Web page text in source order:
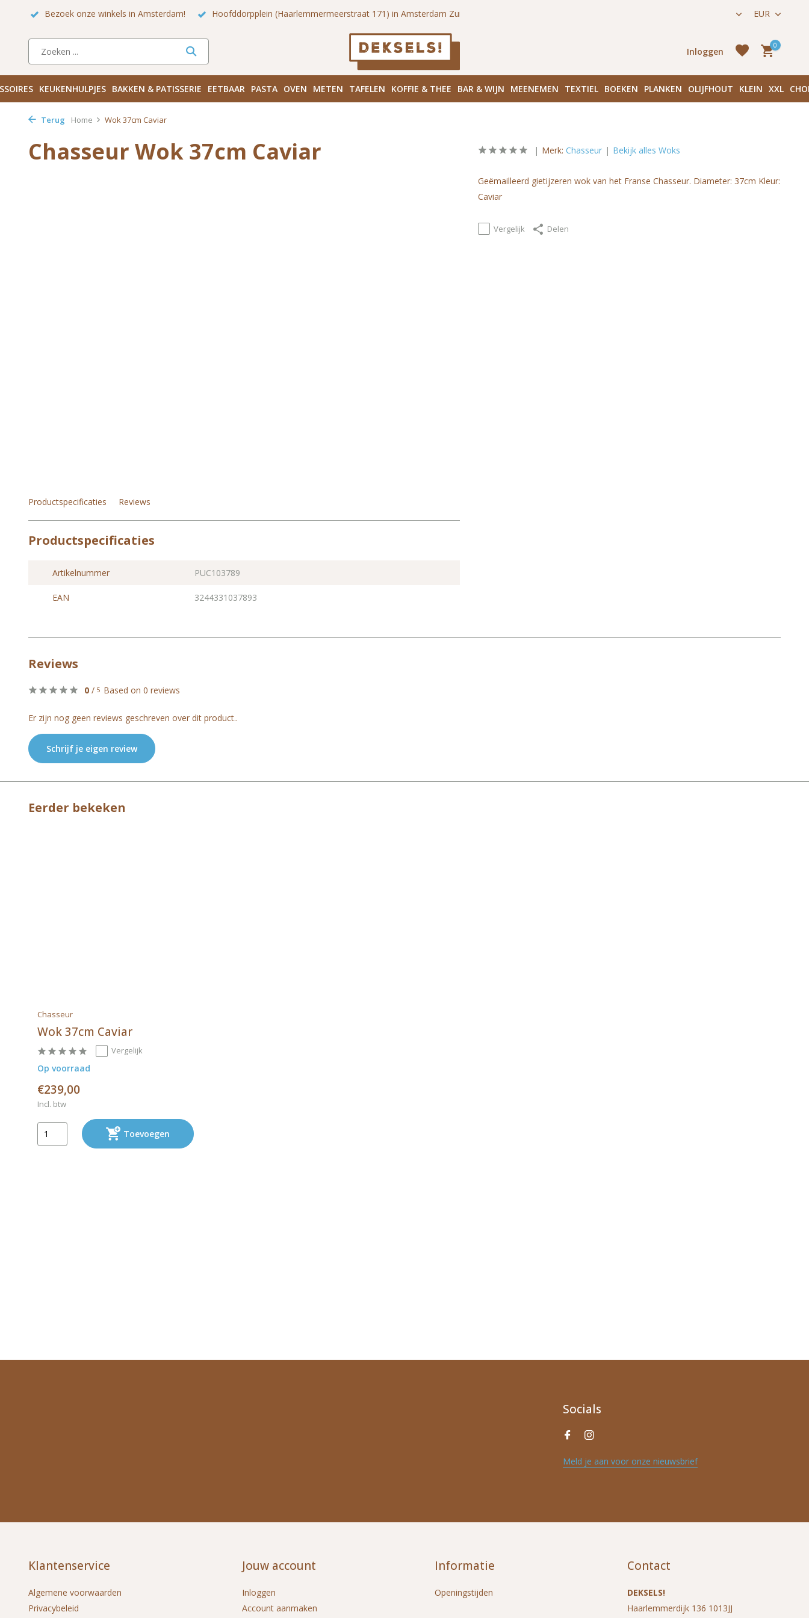
Bezoek onze winkels in Amsterdam! Hoofddorpplein (Haarlemmermeerstraat 171) in Amsterdam Zuid EUR
Inloggen
0
KEUKENHULPJES BAKKEN & PATISSERIE EETBAAR PASTA OVEN METEN TAFELEN KOFFIE & THEE BAR & WIJN MEENEMEN TEXTIEL BOEKEN PLANKEN OLIJFHOUT KLEIN XXL
Terug Home Wok 37cm Caviar
Chasseur Wok 37cm Caviar
Productspecificaties Reviews
Productspecificaties
Artikelnummer PUC103789
EAN 3244331037893
Merk: Chasseur Bekijk alles Woks
Geëmailleerd gietijzeren wok van het Franse Chasseur. Diameter: 37cm Kleur:
Caviar
Vergelijk Delen
Reviews
0 / 5 Based on 0 reviews
Er zijn nog geen reviews geschreven over dit product..
Schrijf je eigen review
Eerder bekeken
Chasseur
Wok 37cm Caviar
Vergelijk
Op voorraad
€239,00
Incl. btw
Toevoegen
Socials
Meld je aan voor onze nieuwsbrief
Klantenservice
Algemene voorwaarden
Privacybeleid
Jouw account
Inloggen
Account aanmaken
Informatie
Openingstijden
Contact
DEKSELS!
Haarlemmerdijk 136 1013JJ